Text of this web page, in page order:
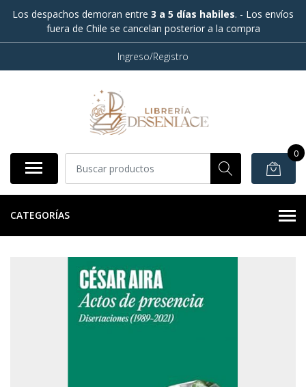
Los despachos demoran entre 3 a 5 días habiles. - Los envíos
fuera de Chile se cancelan posterior a la compra
Ingreso/Registro
0
CATEGORÍAS